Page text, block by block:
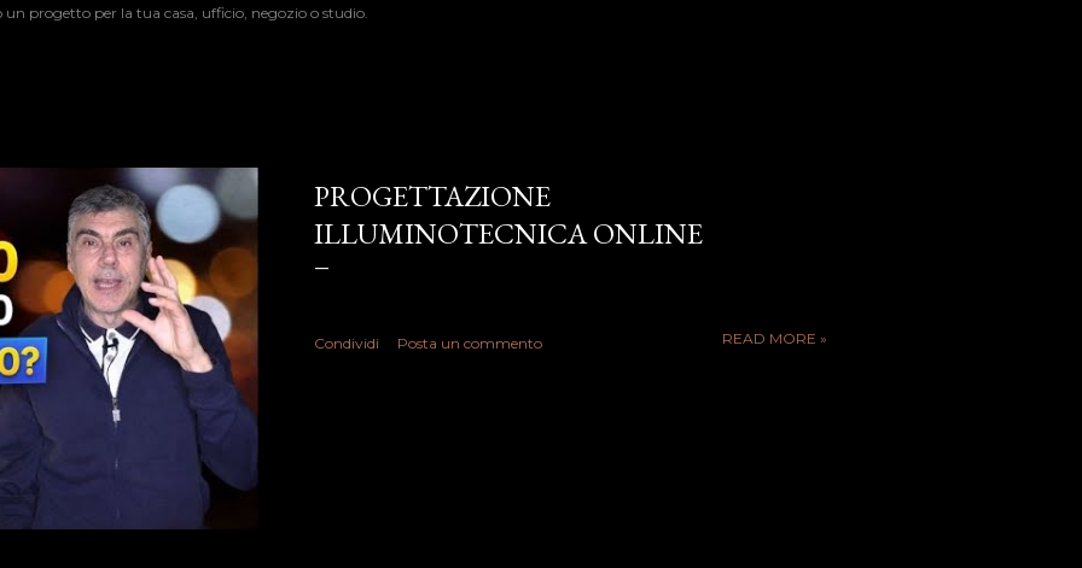
progetto per la tua casa, ufficio, negozio o studio.
PROGETTAZIONE
ILLUMINOTECNICA ONLINE
Condividi Posta un commento READ MORE »